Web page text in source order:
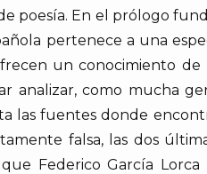
poesía. En el prólogo
pertenece a una
un conocimiento
analizar, como mucha
las fuentes donde
falsa, las dos
Federico García